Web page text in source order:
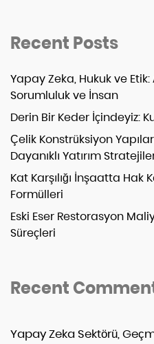
Recent Posts
Yapay Zeka, Hukuk ve
Sorumluluk ve İnsan
Derin Bir Keder İçindeyiz:
Çelik Konstrüksiyon
Dayanıklı Yatırım
Kat Karşılığı İnşaatta Hak
Formülleri
Eski Eser Restorasyon
Süreçleri
Recent
Yapay Zeka Sektörü,